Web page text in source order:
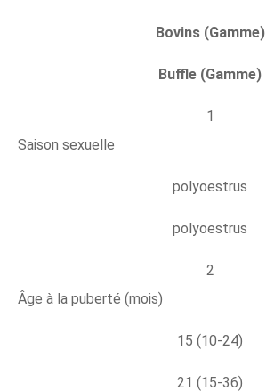
Bovins (Gamme)
Buffle (Gamme)
1
Saison sexuelle
polyoestrus
polyoestrus
2
Âge à la puberté (mois)
15 (10-24)
21 (15-36)